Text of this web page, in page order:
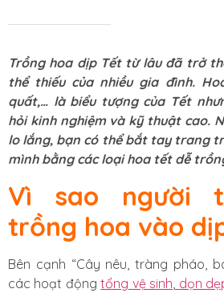
Trồng hoa dịp Tết từ lâu đã trở
thể thiếu của nhiều gia đình.
quất,… là biểu tượng của Tết
hỏi kinh nghiệm và kỹ thuật cao.
lo lắng, bạn có thể bắt tay trang
mình bằng các loại hoa tết dễ
Vì sao người
trồng hoa vào
Bên cạnh “Cây nêu, tràng pháo,
các hoạt độngtổng vệ sinh dọn